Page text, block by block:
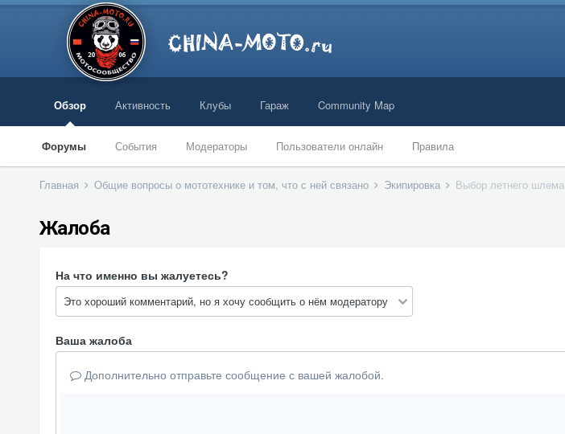
Обзор
Форумы События Модераторы Пользователи онлайн Правила
Активность Клубы Гараж Community Map
Главная Общие вопросы о мототехнике и том, что с ней связано Экипировка Выбор летнего шлема
Жалоба
На что именно вы жалуетесь?
Ваша жалоба
Дополнительно отправьте сообщение с вашей жалобой.